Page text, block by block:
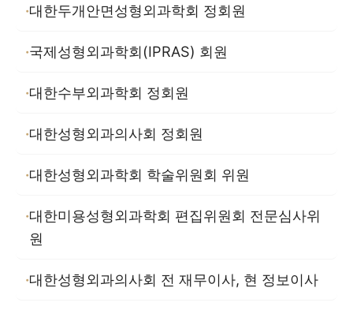
대한두개안면성형외과학회 정회원
국제성형외과학회(IPRAS) 회원
대한수부외과학회 정회원
대한성형외과의사회 정회원
대한성형외과학회 학술위원회 위원
대한미용성형외과학회 편집위원회 전문심사위
원
대한성형외과의사회 전 재무이사, 현 정보이사